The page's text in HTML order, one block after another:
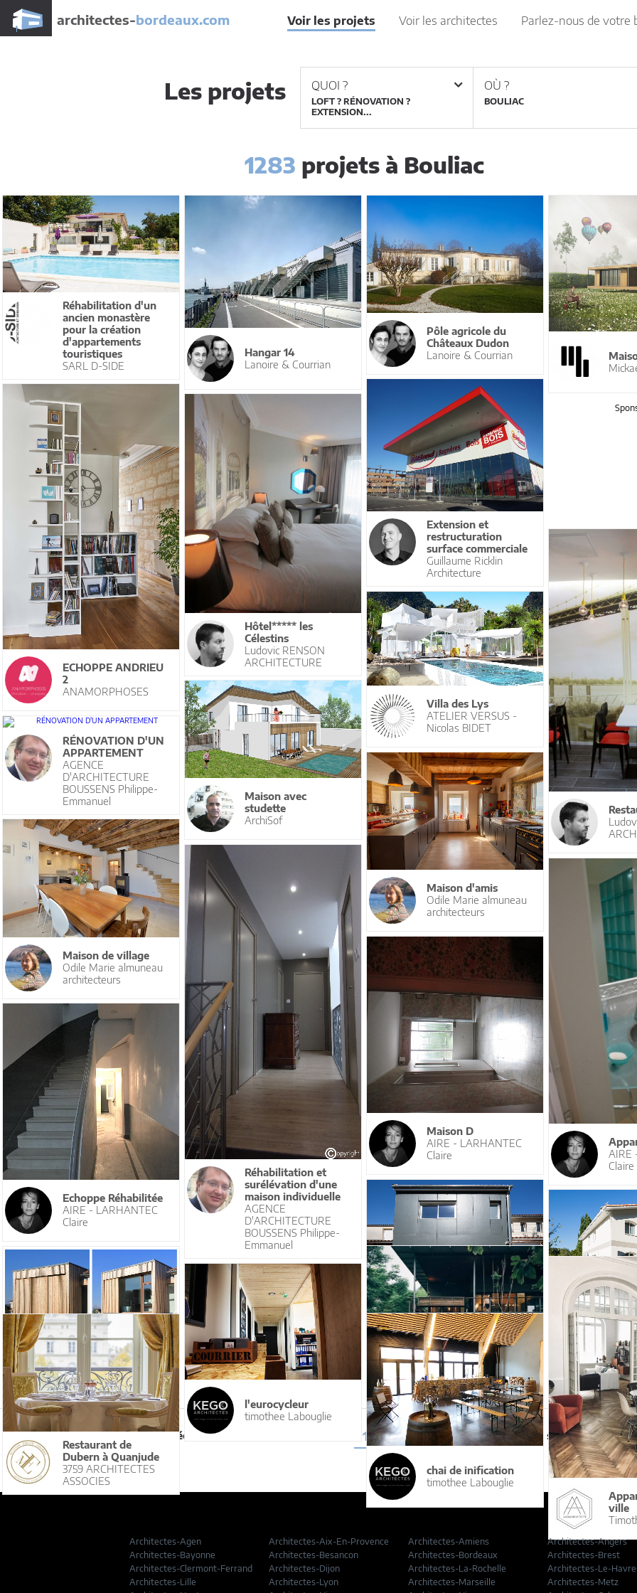
architectes-bordeaux.com Voir les projets Voir les architectes Parlez-nous de votre
Les projets QUOI ?
LOFT ? RÉNOVATION ?
EXTENSION...
OÙ ?
1283 projets à Bouliac
Réhabilitation d'un
ancien monastère
pour la création
d'appartements
touristiques
SARL D-SIDE
Hangar 14
Lanoire & Courrian
Pôle agricole du
Châteaux Dudon
Lanoire & Courrian
Extension et
restructuration
surface commerciale
Guillaume Ricklin
Architecture
ECHOPPE ANDRIEU
2
ANAMORPHOSES
Hôtel***** les
Célestins
Ludovic RENSON
ARCHITECTURE
Villa des Lys
ATELIER VERSUS -
Nicolas BIDET
Maison avec
studette
ArchiSof
RÉNOVATION D'UN
APPARTEMENT
AGENCE
D'ARCHITECTURE
BOUSSENS Philippe-
Emmanuel
Maison d'amis
Odile Marie almuneau
architecteurs
Maison de village
Odile Marie almuneau
architecteurs
Réhabilitation et
surélévation d'une
maison individuelle
AGENCE
D'ARCHITECTURE
BOUSSENS Philippe-
Emmanuel
AIRE
Claire
Maison D
AIRE - LARHANTEC
Claire
Echoppe Réhabilitée
AIRE - LARHANTEC
Claire
ECHOPPE BALZAC
ANAMORPHOSES
Construction neuve
Francois
MICHALOWSKI
ARCHITECTES
Surélévation bois
Francois
MICHALOWSKI
ARCHITECTES
ville
l'eurocycleur
timothee Labouglie
chai de inification
timothee Labouglie
Restaurant de
Dubern à Quanjude
3759 ARCHITECTES
ASSOCIES
Page précédente 15 16 17 18 Page suivante
Architectes-Agen Architectes-Aix-En-Provence Architectes-Amiens Architectes-Angers
Architectes-Bayonne
Architectes-Besancon Architectes-Bordeaux Architectes-Brest
Architectes-Clermont-Ferrand
Architectes-Dijon Architectes-La-Rochelle Architectes-Le-Havre
Architectes-Lille
Architectes-Lyon Architectes-Marseille Architectes-Metz